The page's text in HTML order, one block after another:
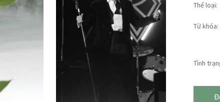
Thể loại:
Từ khóa:
Tình